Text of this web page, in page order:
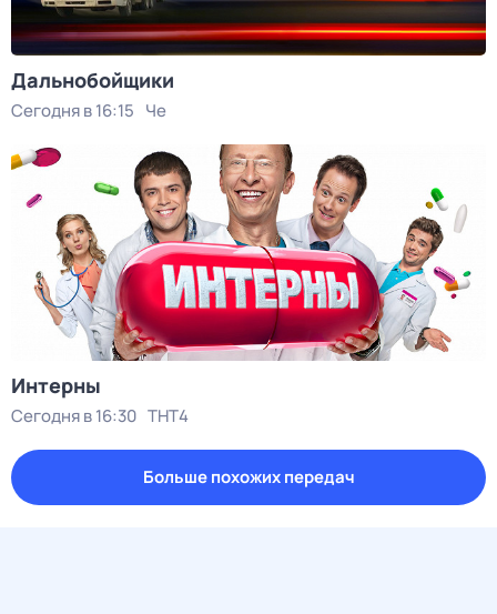
Дальнобойщики
Сегодня в 16:15 Че
Интерны
Сегодня в 16:30 ТНТ4
Больше похожих передач